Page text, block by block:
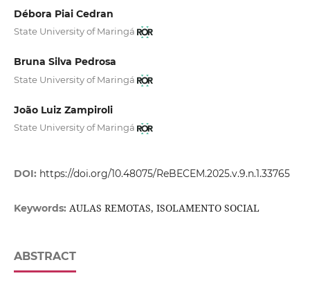
Débora Piai Cedran
State University of Maringá
Bruna Silva Pedrosa
State University of Maringá
João Luiz Zampiroli
State University of Maringá
DOI: https://doi.org/10.48075/ReBECEM.2025.v.9.n.1.33765
Keywords: AULAS REMOTAS, ISOLAMENTO SOCIAL
ABSTRACT